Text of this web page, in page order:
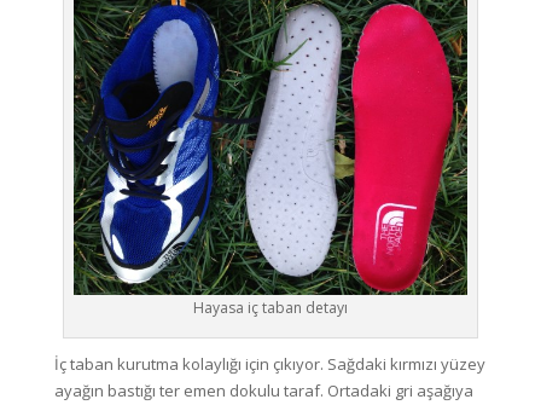
Hayasa iç taban detayı
İç taban kurutma kolaylığı için çıkıyor. Sağdaki kırmızı yüzey
ayağın bastığı ter emen dokulu taraf. Ortadaki gri aşağıya